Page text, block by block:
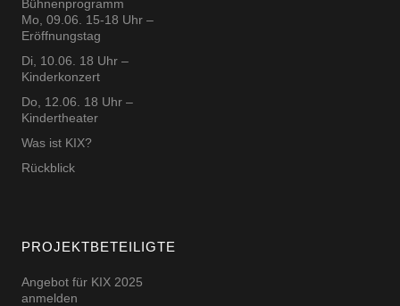
Bühnenprogramm
Mo, 09.06. 15-18 Uhr –
Eröffnungstag
Di, 10.06. 18 Uhr –
Kinderkonzert
Do, 12.06. 18 Uhr –
Kindertheater
Was ist KIX?
Rückblick
PROJEKTBETEILIGTE
Angebot für KIX 2025
anmelden